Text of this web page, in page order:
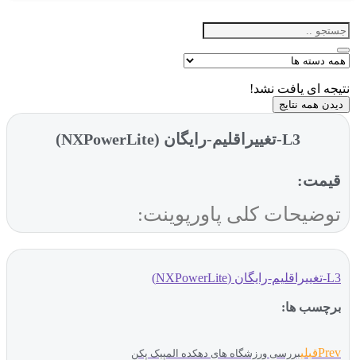
نتیجه ای یافت نشد!
دیدن همه نتایج
L3-تغییراقلیم-رایگان (NXPowerLite)
قیمت:
توضیحات کلی پاورپوینت:
L3-تغییراقلیم-رایگان (NXPowerLite)
برچسب ها:
Prevقبلیبررسی ورزشگاه های دهکده المپیک پکن